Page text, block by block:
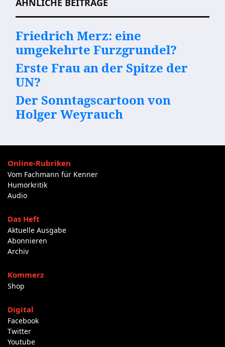
ÄHNLICHE BEITRÄGE
Friedrich Merz: eine
umgekehrte Furzgrundel?
Erste Frau an der Spitze der
UN?
Der Sonntagscartoon von
Holger Weyrauch
Online-Rubriken
Vom Fachmann für Kenner
Humorkritik
Audio
Das Heft
Aktuelle Ausgabe
Abonnieren
Archiv
Kommerz
Shop
Digital
Facebook
Twitter
Youtube